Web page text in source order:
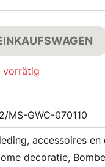
vorrätig
MS-GWC-070110
accessoires en
decoratie,